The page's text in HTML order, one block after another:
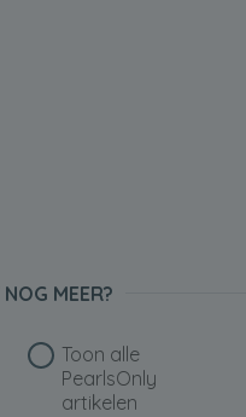
MEER?
Toon alle
PearlsOnly
artikelen